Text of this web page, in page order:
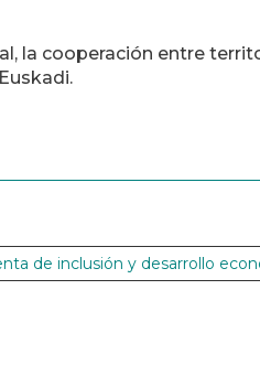
la cooperación entre
de inclusión y desarrollo